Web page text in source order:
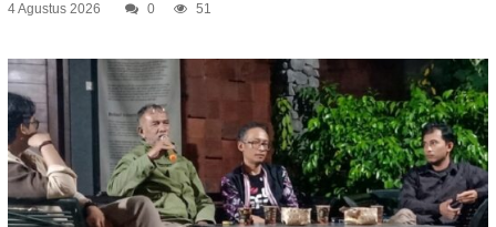
4 Agustus 2026 0 51